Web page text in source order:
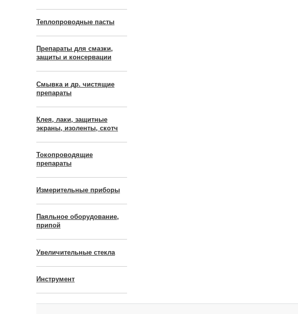
Теплопроводные пасты
Препараты для смазки,
защиты и консервации
Смывка и др. чистящие
препараты
Клея, лаки, защитные
экраны, изоленты, скотч
Токопроводящие
препараты
Измерительные приборы
Паяльное оборудование,
припой
Увеличительные стекла
Инструмент